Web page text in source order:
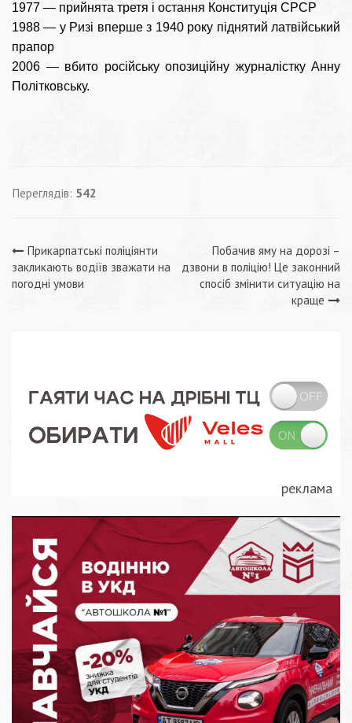
1977 — прийнята третя і остання Конституція СРСР
1988 — у Ризі вперше з 1940 року піднятий латвійський
прапор
2006 — вбито російську опозиційну журналістку Анну
Політковську.
Переглядів: 542
Навігація
записів
Прикарпатські поліціянти
закликають водіїв зважати на
погодні умови
Побачив яму на дорозі –
дзвони в поліцію! Це законний
спосіб змінити ситуацію на
краще